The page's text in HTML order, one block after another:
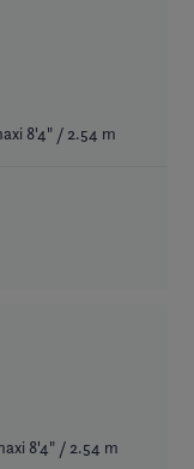
8'4" / 2.54 m
8'4" / 2.54 m